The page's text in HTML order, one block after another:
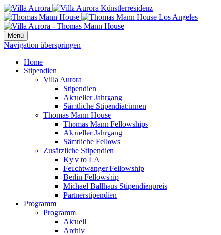
Menü
Navigation überspringen
Home
Stipendien
Villa Aurora
Stipendien
Aktueller Jahrgang
Sämtliche Stipendiat:innen
Thomas Mann House
Thomas Mann Fellowships
Aktueller Jahrgang
Sämtliche Fellows
Zusätzliche Stipendien
Kyiv to LA
Feuchtwanger Fellowship
Berlin Fellowship
Michael Ballhaus Stipendienpreis
Partnerstipendien
Programm
Programm
Aktuell
Archiv